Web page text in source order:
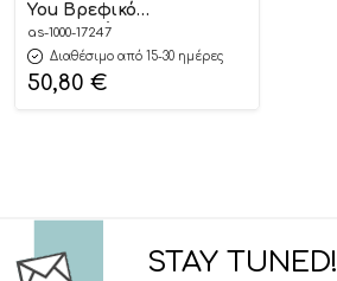
You Βρεφικό
Γυμναστήριο
Δραστηριοτήτων 0m+
1000-17247#, As Company
as-1000-17247
Διαθέσιμο από 15-30 ημέρες
50,80 €
STAY TUNED!